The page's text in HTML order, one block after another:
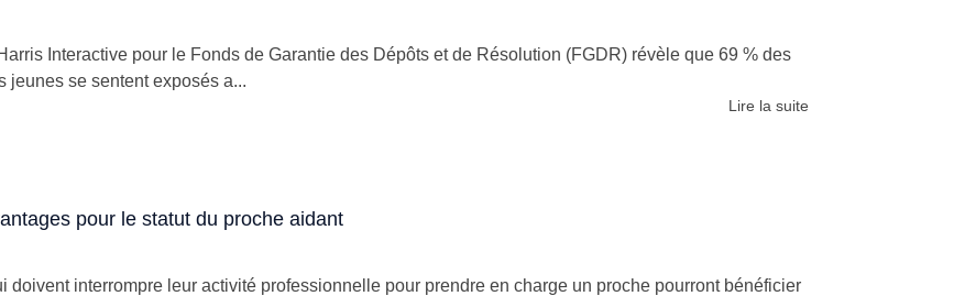
Interactive pour le Fonds de Garantie des Dépôts et de Résolution (FGDR) révèle que 69 % des
jeunes se sentent exposés a...
Lire la suite
pour le statut du proche aidant
doivent interrompre leur activité professionnelle pour prendre en charge un proche pourront bénéficier